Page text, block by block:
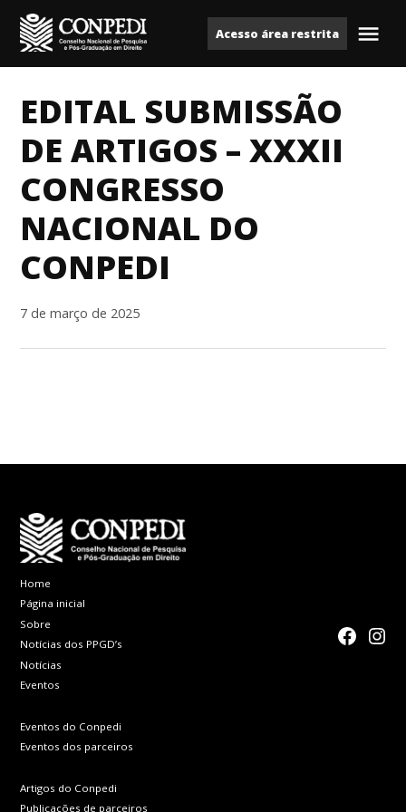
para
o
ConpediAcesso área restrita
EDITAL SUBMISSÃO
DE ARTIGOS – XXXII
CONGRESSO
NACIONAL DO
CONPEDI
7 de março de 2025
Home
Página inicial
Sobre
Notícias dos PPGD’s
Notícias
Eventos
Eventos do Conpedi
Eventos dos parceiros
Artigos do Conpedi
Publicações de parceiros